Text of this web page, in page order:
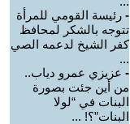
- رئيسة القومي للمرأة
تتوجه بالشكر لمحافظ
كفر الشيخ لدعمه الصي
...
- عزيزي عمرو دياب..
من أين جئت بصورة
البنات في “لولا
البنات”؟! ...